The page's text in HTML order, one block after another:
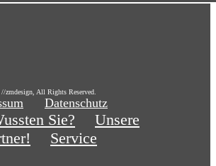
zmdesign, All Rights Reserved.
Datenschutz
Sie?
Unsere
Service